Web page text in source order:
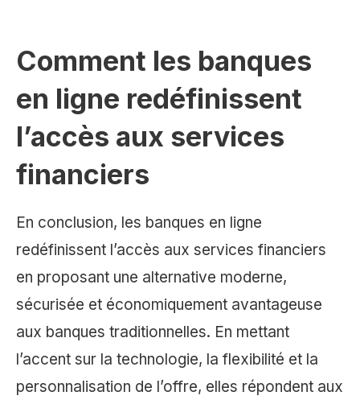
Comment les banques
en ligne redéfinissent
l’accès aux services
financiers
En conclusion, les banques en ligne
redéfinissent l’accès aux services financiers
en proposant une alternative moderne,
sécurisée et économiquement avantageuse
aux banques traditionnelles. En mettant
l’accent sur la technologie, la flexibilité et la
personnalisation de l’offre, elles répondent aux